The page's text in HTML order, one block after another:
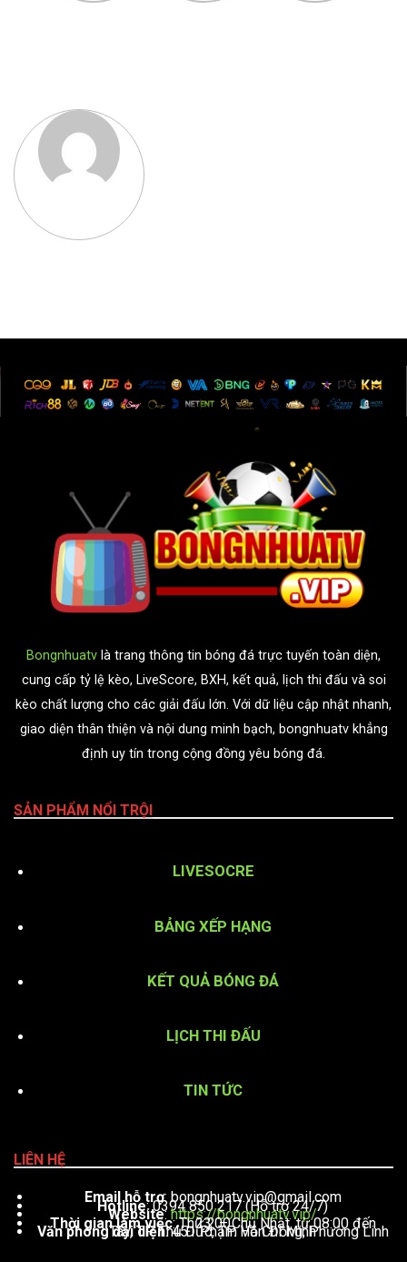
Bongnhuatv là trang thông tin bóng đá trực tuyến toàn diện,
cung cấp tỷ lệ kèo, LiveScore, BXH, kết quả, lịch thi đấu và soi
kèo chất lượng cho các giải đấu lớn. Với dữ liệu cập nhật nhanh,
giao diện thân thiện và nội dung minh bạch, bongnhuatv khẳng
định uy tín trong cộng đồng yêu bóng đá.
SẢN PHẨM NỔI TRỘI
LIVESOCRE
BẢNG XẾP HẠNG
KẾT QUẢ BÓNG ĐÁ
LỊCH THI ĐẤU
TIN TỨC
LIÊN HỆ
Email hỗ trợ:bongnhuatv.vip@gmail.com
Hotline: 0394 850 217 (Hỗ trợ 24/7)
Website:https://bongnhuatv.vip/
Thời gian làm việc : Thứ 2 – Chủ Nhật, từ 08:00 đến 23:00
Văn phòng đại diện: 451 Phạm Văn Đồng, Phường Linh Tây, TP. Thủ Đức, TP. Hồ Chí Minh